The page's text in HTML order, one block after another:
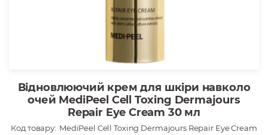
Відновлюючий крем для шкіри навколо
очей MediPeel Cell Toxing Dermajours
Repair Eye Cream 30 мл
Код товару: MediPeel Cell Toxing Dermajours Repair Eye Cream